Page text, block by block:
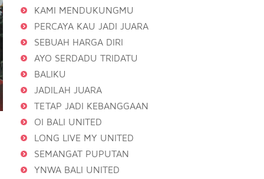
KAMI MENDUKUNGMU
PERCAYA KAU JADI JUARA
SEBUAH HARGA DIRI
AYO SERDADU TRIDATU
BALIKU
JADILAH JUARA
TETAP JADI KEBANGGAAN
OI BALI UNITED
LONG LIVE MY UNITED
SEMANGAT PUPUTAN
YNWA BALI UNITED